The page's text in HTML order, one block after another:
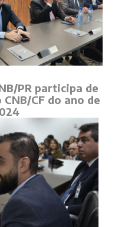
PR participa de
CF do ano de